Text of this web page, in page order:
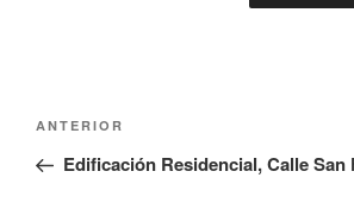
Navegación
entradas
Entrada
anterior:
ANTERIOR
Edificación Residencial, Calle San